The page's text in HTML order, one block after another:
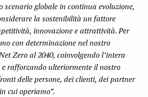
scenario globale in continua evoluzione,
la sostenibilità un fattore
innovazione e attrattività. Per
con determinazione nel nostro
Zero al 2040, coinvolgendo l’intera
rafforzando ulteriormente il nostro
delle persone, dei clienti, dei partner
cui operiamo”.